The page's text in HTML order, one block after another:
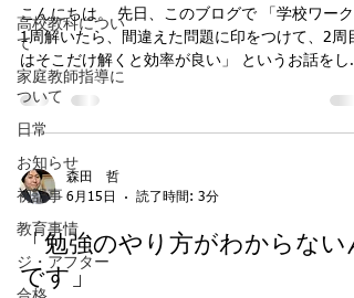
高校教科につい
て
家庭教師指導に
ついて
日常
お知らせ
初記事
教育事情
ジ・アフター
こんにちは。 先日、このブログで 「学校ワーク
1周解いたら、間違えた問題に印をつけて、2周目
はそこだけ解くと効率が良い」 というお話をし
した。 実際、この方法は限られた時間の中で苦
な問題を重点的に復習できるので、とても効果的
です。 ただし、今回はその続きのお話です。 2周
目で解けたから安心？ 印をつけた問題を2周目で
き直し、無事に正解できた。 ここまでは素晴ら
いことです。 ですが、 「解けた＝完全に身につ
た」 とは限りません。 なぜなら、 解き方を何と
く覚えていただけ 前回の記憶が残っていただけ
またま正解しただけ という可能性もあるからで
す。 本当に理解できているか確認しよう 例えば
森田 哲
6月15日
読了時間: 3分
「勉強のやり方がわからない
です」